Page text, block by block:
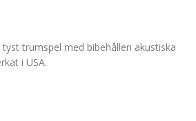
trumspel med bibehållen akustiska
i USA.